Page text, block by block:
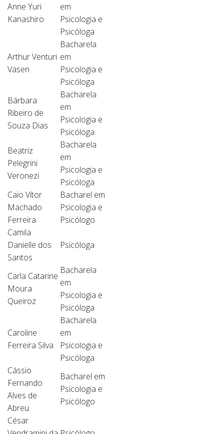
Anne Yuri
Kanashiro
em
Psicologia e
Psicóloga
Arthur Venturi
Vasen
Bacharela
em
Psicologia e
Psicóloga
Bárbara
Ribeiro de
Souza Dias
Bacharela
em
Psicologia e
Psicóloga
Beatriz
Pelegrini
Veronezi
Bacharela
em
Psicologia e
Psicóloga
Caio Vítor
Machado
Ferreira
Bacharel em
Psicologia e
Psicólogo
Camila
Danielle dos
Santos
Psicóloga
Carla Catarine
Moura
Queiroz
Bacharela
em
Psicologia e
Psicóloga
Caroline
Ferreira Silva
Bacharela
em
Psicologia e
Psicóloga
Cássio
Fernando
Alves de
Abreu
Bacharel em
Psicologia e
Psicólogo
César